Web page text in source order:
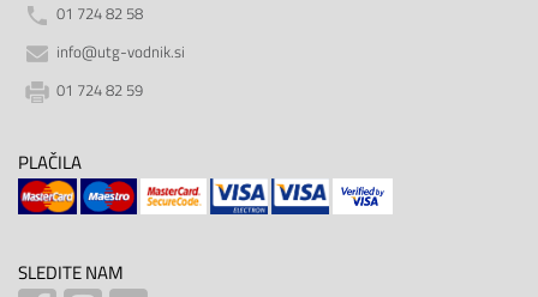
01 724 82 58
info@utg-vodnik.si
01 724 82 59
PLAČILA
SLEDITE NAM